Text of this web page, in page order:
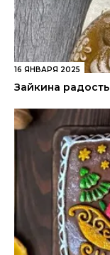
16 ЯНВАРЯ 2025
Зайкина радость